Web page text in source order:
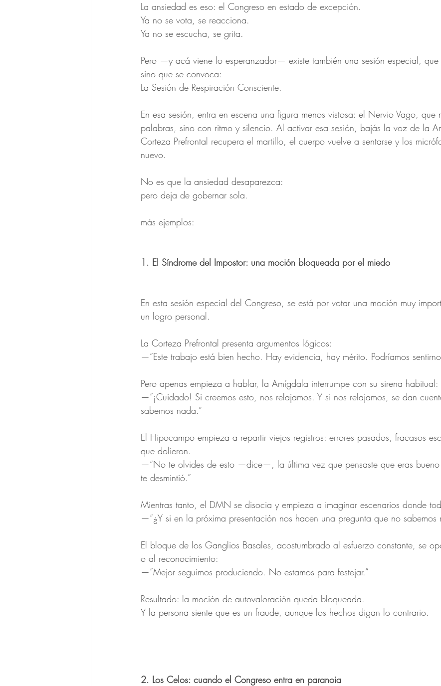
La ansiedad es eso: el Congreso en estado de excepción.
Ya no se vota, se reacciona.
Ya no se escucha, se grita.
Pero —y acá viene lo esperanzador— existe también una sesión especial,
sino que se convoca:
La Sesión de Respiración Consciente.
En esa sesión, entra en escena una figura menos vistosa: el Nervio Vago, que
palabras, sino con ritmo y silencio. Al activar esa sesión, bajás la voz de la
Corteza Prefrontal recupera el martillo, el cuerpo vuelve a sentarse y los
nuevo.
No es que la ansiedad desaparezca:
pero deja de gobernar sola.
más ejemplos:
1. El Síndrome del Impostor: una moción bloqueada por el miedo
En esta sesión especial del Congreso, se está por votar una moción muy
un logro personal.
La Corteza Prefrontal presenta argumentos lógicos:
—“Este trabajo está bien hecho. Hay evidencia, hay mérito. Podríamos
Pero apenas empieza a hablar, la Amígdala interrumpe con su sirena habitual:
—“¡Cuidado! Si creemos esto, nos relajamos. Y si nos relajamos, se dan
sabemos nada.”
El Hipocampo empieza a repartir viejos registros: errores pasados, fracasos
que dolieron.
—“No te olvides de esto —dice—, la última vez que pensaste que eras
te desmintió.”
Mientras tanto, el DMN se disocia y empieza a imaginar escenarios donde
—“¿Y si en la próxima presentación nos hacen una pregunta que no sabemos
El bloque de los Ganglios Basales, acostumbrado al esfuerzo constante, se
o al reconocimiento:
—“Mejor seguimos produciendo. No estamos para festejar.”
Resultado: la moción de autovaloración queda bloqueada.
Y la persona siente que es un fraude, aunque los hechos digan lo contrario.
2. Los Celos: cuando el Congreso entra en paranoia